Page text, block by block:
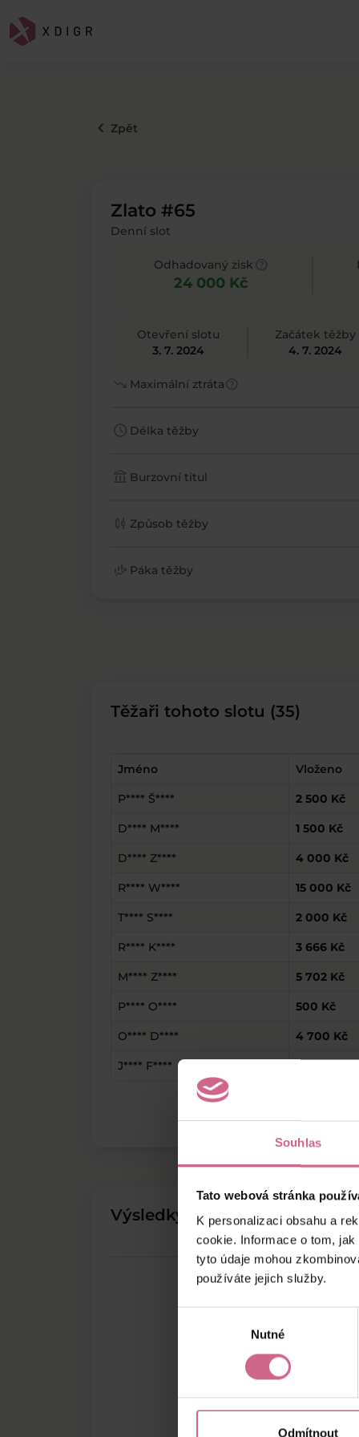
Souhlas
Tato webová stránka
K personalizaci obsahu a
cookie. Informace o tom,
tyto údaje mohou
používáte jejich služby.
Nutné
Odmítnout
keyboard_arrow_left Zpět
Zlato #65
Denní slot
Odhadovaný zisk
24 000 Kč
Otevření slotu
3. 7. 2024
Začátek těžby
4. 7. 2024
trending_down Maximální ztrátahelp
schedule Délka těžby
account_balance Burzovní titul
candlestick_chart Způsob těžby
finance_mode Páka těžby
Těžaři tohoto slotu (35)
Jméno Vloženo
P**** Š**** 2 500 Kč
D**** M**** 1 500 Kč
D**** Z**** 4 000 Kč
R**** W**** 15 000 Kč
T**** S**** 2 000 Kč
R**** K**** 3 666 Kč
M**** Z**** 5 702 Kč
P**** O**** 500 Kč
O**** D**** 4 700 Kč
J**** F****
Výsledky těžby